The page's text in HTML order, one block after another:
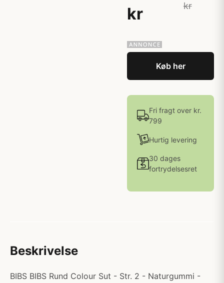
kr
kr
Køb her
Fri fragt over kr.
799
Hurtig levering
30 dages
fortrydelsesret
Beskrivelse
BIBS BIBS Rund Colour Sut - Str. 2 - Naturgummi -